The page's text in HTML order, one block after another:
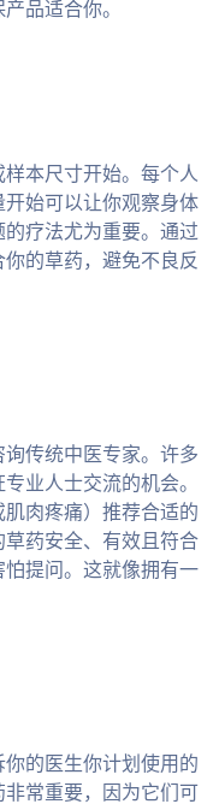
品适合你。
本尺寸开始。每个人
始可以让你观察身体
疗法尤为重要。通过
的草药，避免不良反
传统中医专家。许多
业人士交流的机会。
肉疼痛）推荐合适的
药安全、有效且符合
提问。这就像拥有一
的医生你计划使用的
常重要，因为它们可